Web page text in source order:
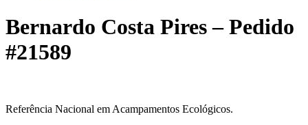
Bernardo Costa Pires – Pedido
#21589
Referência Nacional em Acampamentos Ecológicos.